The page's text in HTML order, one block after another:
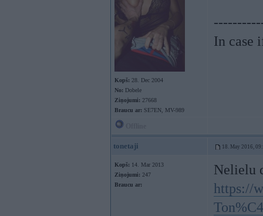
Kopš: 28. Dec 2004
No: Dobele
Ziņojumi: 27668
Braucu ar: SE7EN, MV-989
In case
tonetaji 18. May 2016,
Kopš: 14. Mar 2013
Ziņojumi: 247
Braucu ar:
Nelielu
https://